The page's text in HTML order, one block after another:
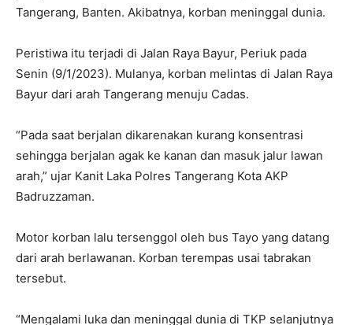
Tangerang, Banten. Akibatnya, korban meninggal dunia.
Peristiwa itu terjadi di Jalan Raya Bayur, Periuk pada
Senin (9/1/2023). Mulanya, korban melintas di Jalan Raya
Bayur dari arah Tangerang menuju Cadas.
“Pada saat berjalan dikarenakan kurang konsentrasi
sehingga berjalan agak ke kanan dan masuk jalur lawan
arah,” ujar Kanit Laka Polres Tangerang Kota AKP
Badruzzaman.
Motor korban lalu tersenggol oleh bus Tayo yang datang
dari arah berlawanan. Korban terempas usai tabrakan
tersebut.
“Mengalami luka dan meninggal dunia di TKP selanjutnya